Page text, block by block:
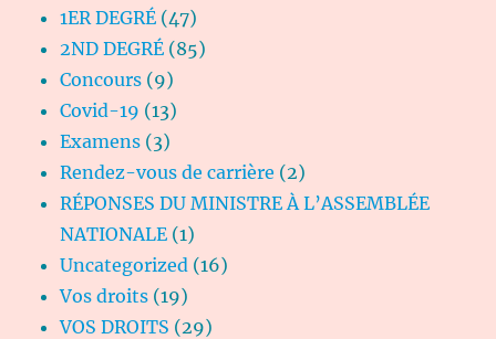
1ER DEGRÉ (47)
2ND DEGRÉ (85)
Concours (9)
Covid-19 (13)
Examens (3)
Rendez-vous de carrière (2)
RÉPONSES DU MINISTRE À L’ASSEMBLÉE
NATIONALE (1)
Uncategorized (16)
Vos droits (19)
VOS DROITS (29)